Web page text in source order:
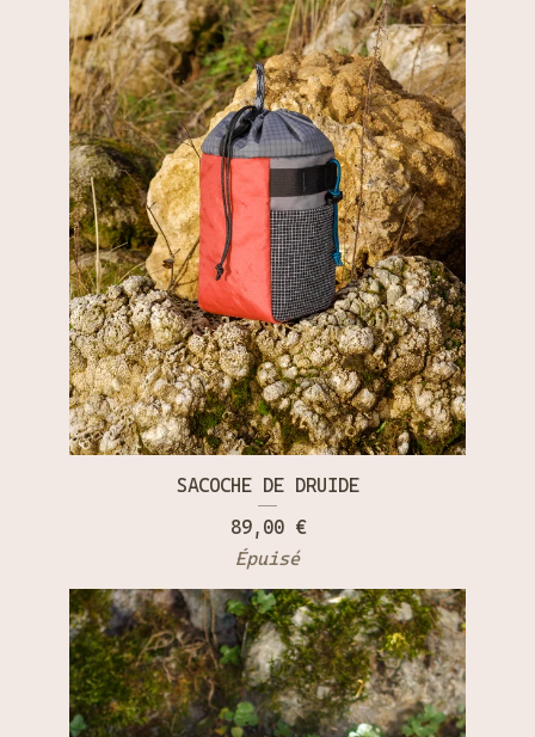
SACOCHE DE DRUIDE
89,00 €
Épuisé